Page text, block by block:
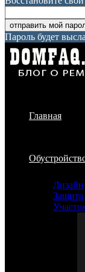
Пароль будет
Главная
Дизайн
Защита